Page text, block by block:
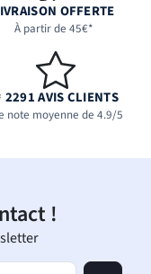
OFFERTE
À partir de 45€*
2291 AVIS CLIENTS
note moyenne de 4.9/5
!